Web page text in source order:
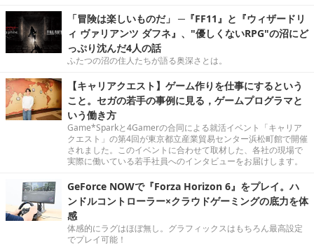
「冒険は楽しいものだ」 ─『FF11』と『ウィザードリ
ィ ヴァリアンツ ダフネ』、"優しくないRPG"の沼にど
っぷり沈んだ4人の話
ふたつの沼の住人たちが語る奥深さとは。
【キャリアクエスト】ゲーム作りを仕事にするという
こと。セガの若手の事例に見る，ゲームプログラマと
いう働き方
Game*Sparkと4Gamerの合同による就活イベント「キャリア
クエスト」の第4回が東京都立産業貿易センター浜松町館で開催
されました。このイベントに合わせて取材した、各社の現場で
実際に働いている若手社員へのインタビューをお届けします。
GeForce NOWで『Forza Horizon 6』をプレイ。ハ
ンドルコントローラー×クラウドゲーミングの底力を体
感
体感的にラグはほぼ無し。グラフィックスはもちろん最高設定
でプレイ可能！